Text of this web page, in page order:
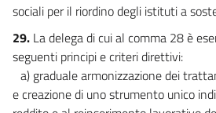
sociali per il riordino degli istituti a
29. La delega di cui al comma 28 è
seguenti principi e criteri direttivi:
a) graduale armonizzazione dei
e creazione di uno strumento unico